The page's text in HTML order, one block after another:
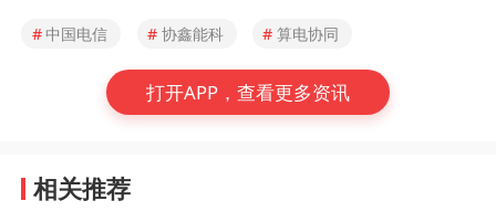
#中国电信 # 协鑫能科 # 算电协同
打开APP，查看更多资讯
相关推荐